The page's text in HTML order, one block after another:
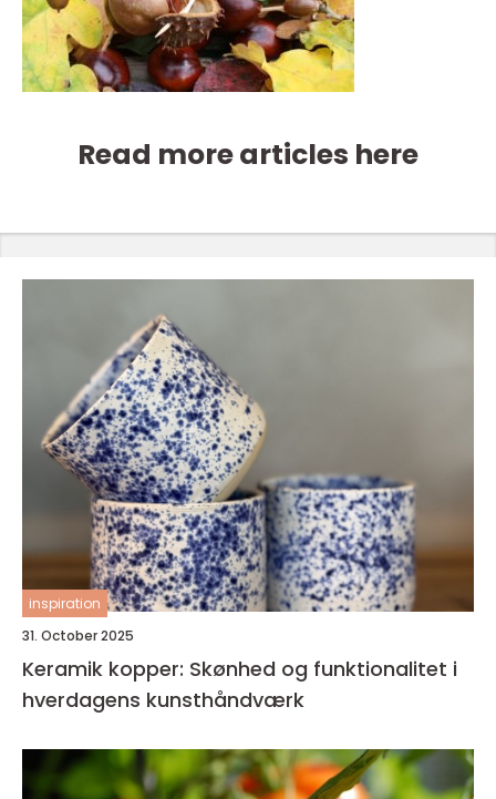
Read more articles here
inspiration
31. October 2025
Keramik kopper: Skønhed og funktionalitet i
hverdagens kunsthåndværk